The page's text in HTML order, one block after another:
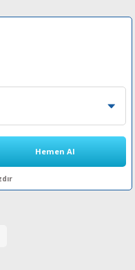
Hemen Al